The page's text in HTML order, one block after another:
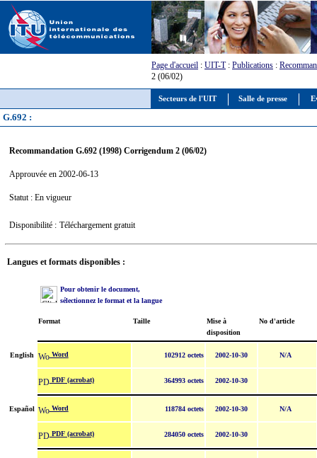
Secteurs de l'UIT Salle de presse
Page d'accueil : UIT-T: Publications :
2 (06/02)
G.692 :
Recommandation G.692 (1998) Corrigendum 2 (06/02)
Approuvée en 2002-06-13
Statut : En vigueur
Disponibilité : Téléchargement gratuit
Langues et formats disponibles :
Pour obtenir le document,
sélectionnez le format et la langue
Format Taille
Mise à
disposition
No d'article
English Word 102912 octets 2002-10-30 N/A
PDF (acrobat) 364993 octets 2002-10-30
Español Word 118784 octets 2002-10-30 N/A
PDF (acrobat) 284050 octets 2002-10-30